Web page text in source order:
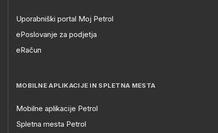
Uporabniški portal Moj Petrol
ePoslovanje za podjetja
eRačun
MOBILNE APLIKACIJE IN SPLETNA MESTA
Mobilne aplikacije Petrol
Spletna mesta Petrol